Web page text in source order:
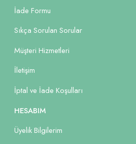
İade Formu
Sıkça Sorulan Sorular
Müşteri Hizmetleri
İletişim
İptal ve İade Koşulları
HESABIM
Üyelik Bilgilerim